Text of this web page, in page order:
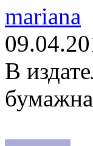
mariana
В